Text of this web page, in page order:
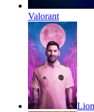
Valorant